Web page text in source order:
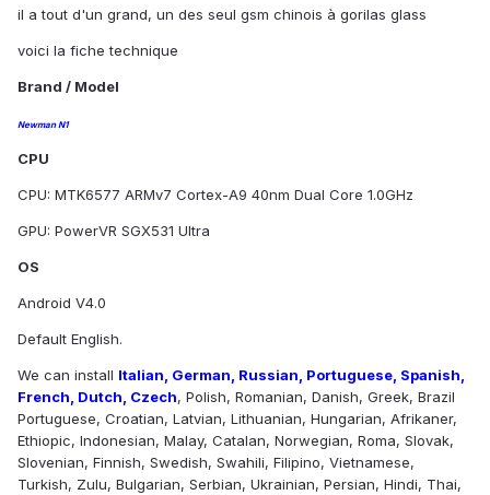
il a tout d'un grand, un des seul gsm chinois à gorilas glass
voici la fiche technique
Brand / Model
Newman N1
CPU
CPU: MTK6577 ARMv7 Cortex-A9 40nm Dual Core 1.0GHz
GPU: PowerVR SGX531 Ultra
OS
Android V4.0
Default English.
We can install Italian, German, Russian, Portuguese, Spanish,
French, Dutch, Czech, Polish, Romanian, Danish, Greek, Brazil
Portuguese, Croatian, Latvian, Lithuanian, Hungarian, Afrikaner,
Ethiopic, Indonesian, Malay, Catalan, Norwegian, Roma, Slovak,
Slovenian, Finnish, Swedish, Swahili, Filipino, Vietnamese,
Turkish, Zulu, Bulgarian, Serbian, Ukrainian, Persian, Hindi, Thai,